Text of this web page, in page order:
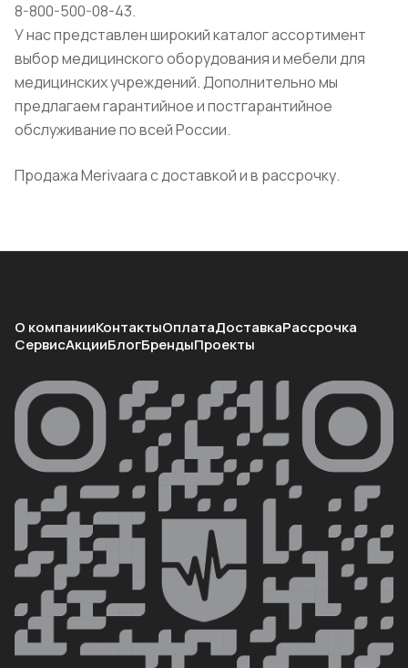
8-800-500-08-43.
У нас представлен широкий каталог ассортимент
выбор медицинского оборудования и мебели для
медицинских учреждений. Дополнительно мы
предлагаем гарантийное и постгарантийное
обслуживание по всей России.
Продажа Merivaara с доставкой и в рассрочку.
О компанииКонтактыОплатаДоставкаРассрочка
СервисАкцииБлогБрендыПроекты